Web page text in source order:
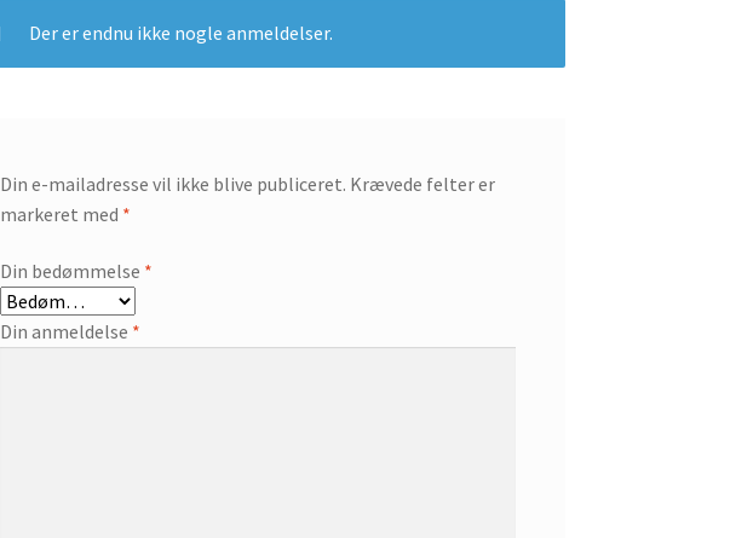
Der er endnu ikke nogle anmeldelser.
Din e-mailadresse vil ikke blive publiceret. Krævede felter er
markeret med *
Din bedømmelse *
Din anmeldelse *